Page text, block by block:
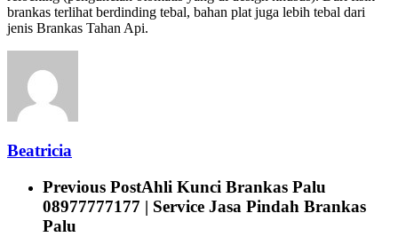
brankas terlihat berdinding tebal, bahan plat juga lebih tebal dari
jenis Brankas Tahan Api.
Beatricia
Previous PostAhli Kunci Brankas Palu
08977777177 | Service Jasa Pindah Brankas
Palu